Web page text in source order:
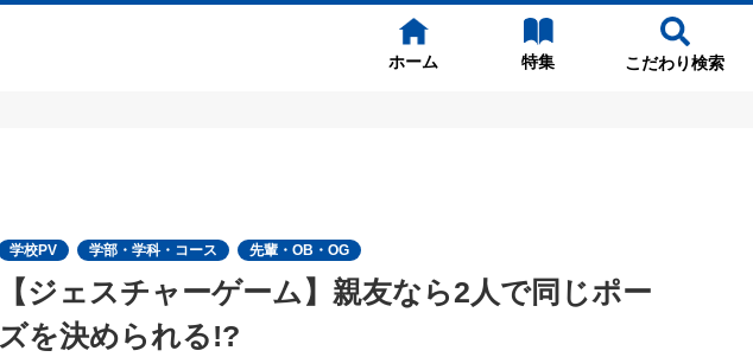
ホーム 特集 こだわり検索
学校PV 学部・学科・コース 先輩・OB・OG
【ジェスチャーゲーム】親友なら2人で同じポー
ズを決められる!?